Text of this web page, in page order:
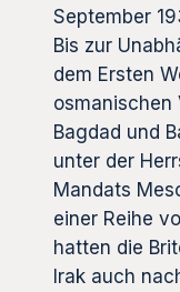
September
Bis zur
dem Ersten
osmanischen
Bagdad und
unter der
Mandats
einer Reihe
hatten die
Irak auch